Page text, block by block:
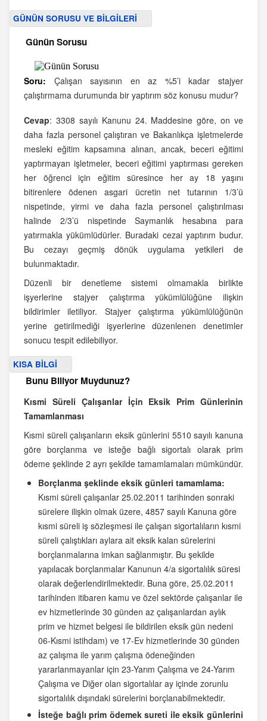
GÜNÜN SORUSU VE BİLGİLERİ
Günün Sorusu
Soru: Çalışan sayısının en az %5’i kadar stajyer
çalıştırmama durumunda bir yaptırım söz konusu mudur?
Cevap: 3308 sayılı Kanunu 24. Maddesine göre, on ve
daha fazla personel çalıştıran ve Bakanlıkça işletmelerde
mesleki eğitim kapsamına alınan, ancak, beceri eğitimi
yaptırmayan işletmeler, beceri eğitimi yaptırması gereken
her öğrenci için eğitim süresince her ay 18 yaşını
bitirenlere ödenen asgari ücretin net tutarının 1/3’ü
nispetinde, yirmi ve daha fazla personel çalıştırılması
halinde 2/3’ü nispetinde Saymanlık hesabına para
yatırmakla yükümlüdürler. Buradaki cezai yaptırım budur.
Bu cezayı geçmiş dönük uygulama yetkileri de
bulunmaktadır.
Düzenli bir denetleme sistemi olmamakla birlikte
işyerlerine stajyer çalıştırma yükümlülüğüne ilişkin
bildirimler iletiliyor. Stajyer çalıştırma yükümlülüğünün
yerine getirilmediği işyerlerine düzenlenen denetimler
sonucu tespit edilebiliyor.
KISA BİLGİ
Bunu Biliyor Muydunuz?
Kısmi Süreli Çalışanlar İçin Eksik Prim Günlerinin
Tamamlanması
Kısmi süreli çalışanların eksik günlerini 5510 sayılı kanuna
göre borçlanma ve isteğe bağlı sigortalı olarak prim
ödeme şeklinde 2 ayrı şekilde tamamlamaları mümkündür.
Borçlanma şeklinde eksik günleri tamamlama:
Kısmi süreli çalışanlar 25.02.2011 tarihinden sonraki
sürelere ilişkin olmak üzere, 4857 sayılı Kanuna göre
kısmi süreli iş sözleşmesi ile çalışan sigortalıların kısmi
süreli çalıştıkları aylara ait eksik kalan sürelerini
borçlanmalarına imkan sağlanmıştır. Bu şekilde
yapılacak borçlanmalar Kanunun 4/a sigortalılık süresi
olarak değerlendirilmektedir. Buna göre, 25.02.2011
tarihinden itibaren kamu ve özel sektörde çalışanlar ile
ev hizmetlerinde 30 günden az çalışanlardan aylık
prim ve hizmet belgesi ile bildirilen eksik gün nedeni
06-Kısmi istihdam) ve 17-Ev hizmetlerinde 30 günden
az çalışma ile yarım çalışma ödeneğinden
yararlanmayanlar için 23-Yarım Çalışma ve 24-Yarım
Çalışma ve Diğer olan sigortalılar ay içinde zorunlu
sigortalılık dışındaki sürelerini borçlanabilmektedir.
İsteğe bağlı prim ödemek sureti ile eksik günlerini